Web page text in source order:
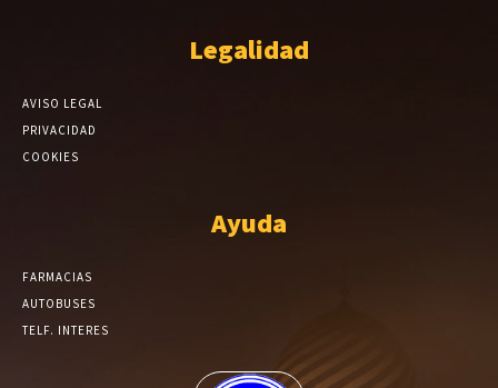
Legalidad
AVISO LEGAL
PRIVACIDAD
COOKIES
Ayuda
FARMACIAS
AUTOBUSES
TELF. INTERES